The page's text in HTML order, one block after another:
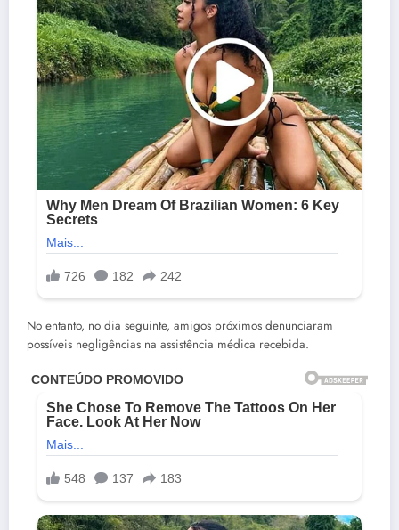
No entanto, no dia seguinte, amigos próximos denunciaram
possíveis negligências na assistência médica recebida.